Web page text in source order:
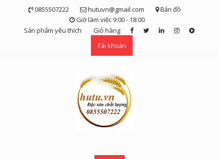
0855507222 hutuvn@gmail.com
Bản đồ
Giờ làm việc 9:00 - 18:00
Sản phẩm yêu thích
Giỏ hàng
Tài khoản